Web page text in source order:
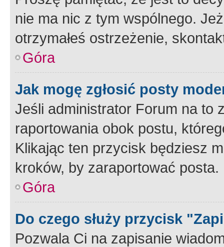
nie ma nic z tym wspólnego.
otrzymałeś ostrzeżenie,
Góra
Jak mogę zgłosić posty
Jeśli administrator Forum na to
raportowania obok postu,
Klikając ten przycisk będziesz
kroków, by zaraportować posta.
Góra
Do czego służy przycisk
Pozwala Ci na zapisanie